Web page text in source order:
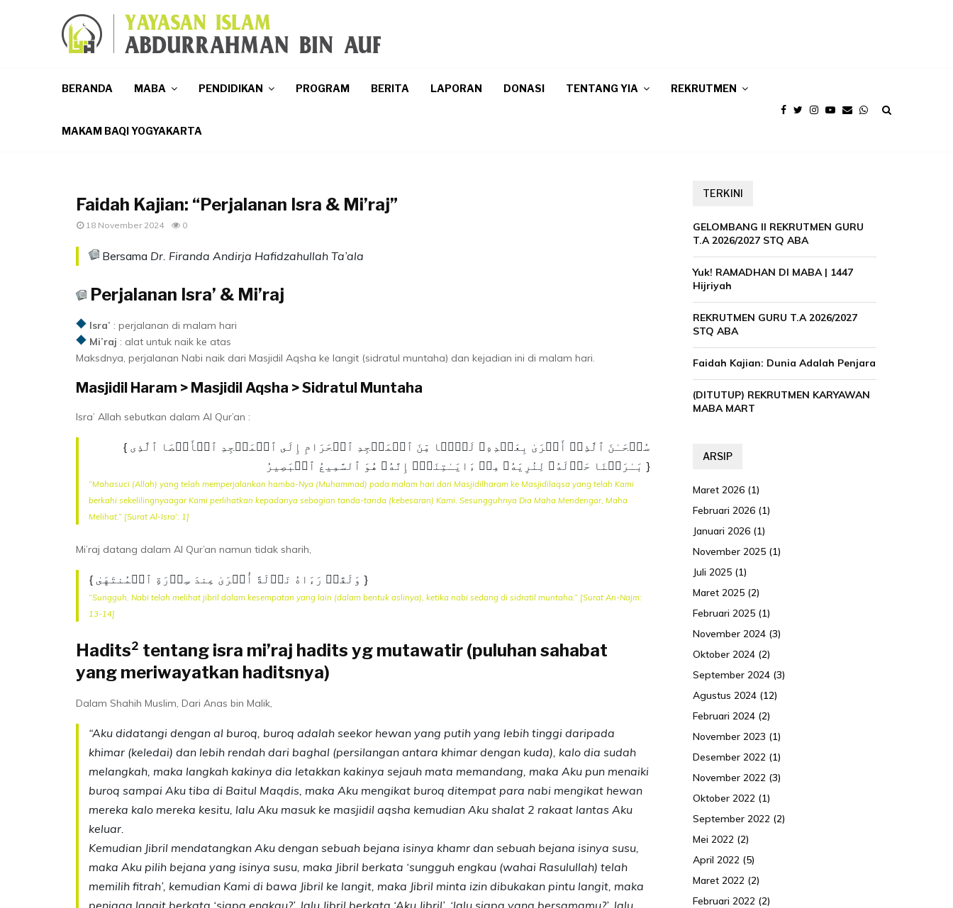
BERANDA MABA PENDIDIKAN PROGRAM BERITA LAPORAN DONASI TENTANG YIA REKRUTMEN
MAKAM BAQI YOGYAKARTA
Faidah Kajian: “Perjalanan Isra & Mi’raj”
18 November 2024 0
Bersama Dr. Firanda Andirja Hafidzahullah Ta’ala
Perjalanan Isra’ & Mi’raj
Isra’ : perjalanan di malam hari
Mi’raj : alat untuk naik ke atas
Maksdnya, perjalanan Nabi naik dari Masjidil Aqsha ke langit (sidratul muntaha) dan kejadian ini di malam hari.
Masjidil Haram > Masjidil Aqsha > Sidratul Muntaha
Isra’ Allah sebutkan dalam Al Qur’an :
{ سُبۡحَـٰنَ ٱلَّذِیۤ أَسۡرَىٰ بِعَبۡدِهِۦ لَیۡلࣰا مِّنَ ٱلۡمَسۡجِدِ ٱلۡحَرَامِ إِلَى ٱلۡمَسۡجِدِ ٱلۡأَقۡصَا ٱلَّذِی
بَـٰرَكۡنَا حَوۡلَهُۥ لِنُرِیَهُۥ مِنۡ ءَایَـٰتِنَاۤۚ إِنَّهُۥ هُوَ ٱلسَّمِیعُ ٱلۡبَصِیرُ }
“Mahasuci (Allah) yang telah memperjalankan hamba-Nya (Muhammad) pada malam hari dari Masjidilharam ke Masjidilaqsa yang telah Kami
berkahi sekelilingnyaagar Kami perlihatkan kepadanya sebagian tanda-tanda (kebesaran) Kami. Sesungguhnya Dia Maha Mendengar, Maha
Melihat.” [Surat Al-Isra’: 1]
Mi’raj datang dalam Al Qur’an namun tidak sharih,
{ وَلَقَدۡ رَءَاهُ نَزۡلَةً أُخۡرَىٰ عِندَ سِدۡرَةِ ٱلۡمُنتَهَىٰ }
“Sungguh, Nabi telah melihat jibril dalam kesempatan yang lain (dalam bentuk aslinya), ketika nabi sedang di sidratil muntaha.” [Surat An-Najm:
13-14]
Hadits² tentang isra mi’raj hadits yg mutawatir (puluhan sahabat
yang meriwayatkan haditsnya)
Dalam Shahih Muslim, Dari Anas bin Malik,
“Aku didatangi dengan al buroq, buroq adalah seekor hewan yang putih yang lebih tinggi daripada
khimar (keledai) dan lebih rendah dari baghal (persilangan antara khimar dengan kuda), kalo dia sudah
melangkah, maka langkah kakinya dia letakkan kakinya sejauh mata memandang, maka Aku pun menaiki
buroq sampai Aku tiba di Baitul Maqdis, maka Aku mengikat buroq ditempat para nabi mengikat hewan
mereka kalo mereka kesitu, lalu Aku masuk ke masjidil aqsha kemudian Aku shalat 2 rakaat lantas Aku
keluar.
Kemudian Jibril mendatangkan Aku dengan sebuah bejana isinya khamr dan sebuah bejana isinya susu,
maka Aku pilih bejana yang isinya susu, maka Jibril berkata ‘sungguh engkau (wahai Rasulullah) telah
memilih fitrah’, kemudian Kami di bawa Jibril ke langit, maka Jibril minta izin dibukakan pintu langit, maka
penjaga langit berkata ‘siapa engkau?’, lalu Jibril berkata ‘Aku Jibril’, ‘lalu siapa yang bersamamu?’, lalu
TERKINI
GELOMBANG II REKRUTMEN GURU
T.A 2026/2027 STQ ABA
Yuk! RAMADHAN DI MABA | 1447
Hijriyah
REKRUTMEN GURU T.A 2026/2027
STQ ABA
Faidah Kajian: Dunia Adalah Penjara
(DITUTUP) REKRUTMEN KARYAWAN
MABA MART
ARSIP
Maret 2026 (1)
Februari 2026 (1)
Januari 2026 (1)
November 2025 (1)
Juli 2025 (1)
Maret 2025 (2)
Februari 2025 (1)
November 2024 (3)
Oktober 2024 (2)
September 2024 (3)
Agustus 2024 (12)
Februari 2024 (2)
November 2023 (1)
Desember 2022 (1)
November 2022 (3)
Oktober 2022 (1)
September 2022 (2)
Mei 2022 (2)
April 2022 (5)
Maret 2022 (2)
Februari 2022 (2)